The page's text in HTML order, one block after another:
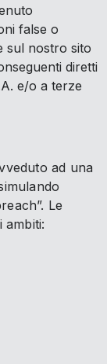
false o
sul nostro sito
diretti
e/o a terze
ad una
Le
ambiti: